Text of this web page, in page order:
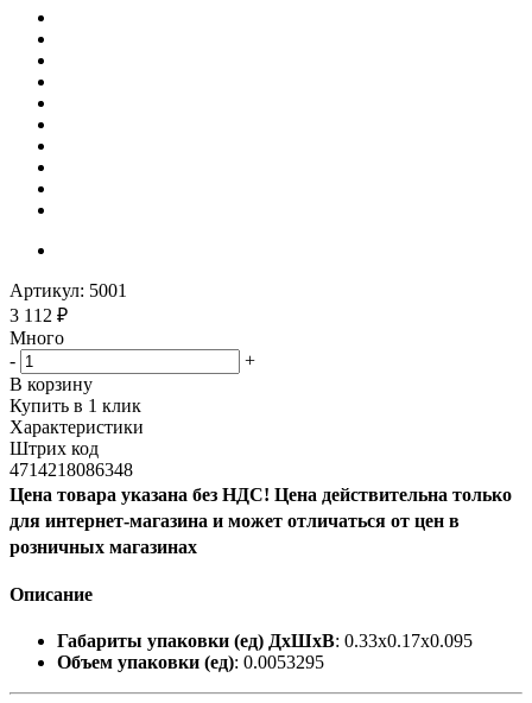
Артикул: 5001
3 112 ₽
Много
-
+
В корзину
Купить в 1 клик
Характеристики
Штрих код
4714218086348
Цена товара указана без НДС! Цена действительна только
для интернет-магазина и может отличаться от цен в
розничных магазинах
Описание
Габариты упаковки (ед) ДхШхВ: 0.33x0.17x0.095
Объем упаковки (ед): 0.0053295